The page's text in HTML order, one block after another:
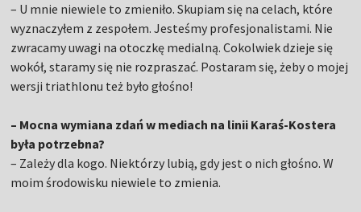
– U mnie niewiele to zmieniło. Skupiam się na celach, które
wyznaczyłem z zespołem. Jesteśmy profesjonalistami. Nie
zwracamy uwagi na otoczkę medialną. Cokolwiek dzieje się
wokół, staramy się nie rozpraszać. Postaram się, żeby o mojej
wersji triathlonu też było głośno!
– Mocna wymiana zdań w mediach na linii Karaś-Kostera
była potrzebna?
– Zależy dla kogo. Niektórzy lubią, gdy jest o nich głośno. W
moim środowisku niewiele to zmienia.